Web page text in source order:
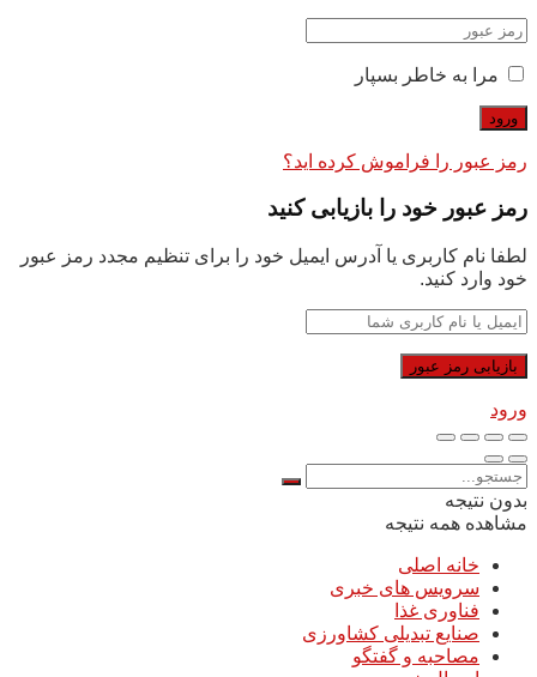
مرا به خاطر بسپار
رمز عبور را فراموش کرده اید؟
رمز عبور خود را بازیابی کنید
لطفا نام کاربری یا آدرس ایمیل خود را برای تنظیم مجدد رمز عبور
خود وارد کنید.
ورود
بدون نتیجه
مشاهده همه نتیجه
خانه اصلی
سرویس های خبری
فناوری غذا
صنایع تبدیلی کشاورزی
مصاحبه و گفتگو